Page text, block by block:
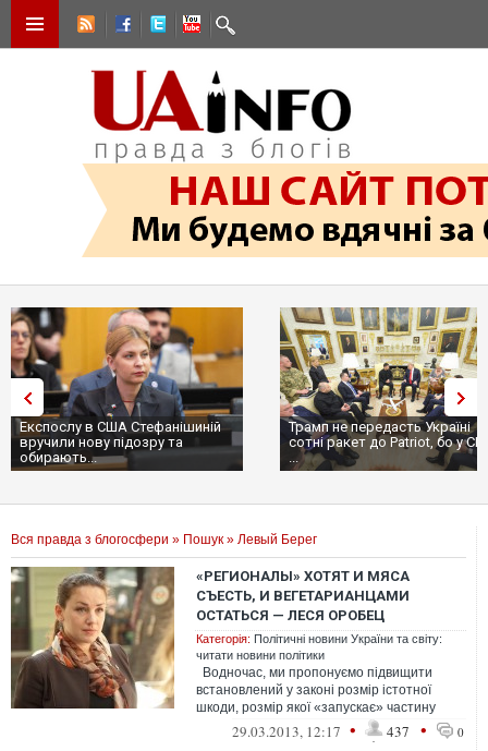
Експослу в США Стефанішиній
вручили нову підозру та
обирають...
Трамп не передасть Україні
сотні ракет до Patriot, бо у
...
Вся правда з блогосфери » Пошук » Левый Берег
«РЕГИОНАЛЫ» ХОТЯТ И МЯСА
СЪЕСТЬ, И ВЕГЕТАРИАНЦАМИ
ОСТАТЬСЯ — ЛЕСЯ ОРОБЕЦ
Категорія: Політичні новини України та світу:
читати новини політики
Водночас, ми пропонуємо підвищити
встановлений у законі розмір істотної
шкоди, розмір якої «запускає» частину
друга статті з б...
29.03.2013, 12:17 • 437 • 0